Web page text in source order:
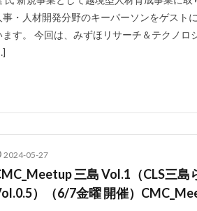
事・人材開発分野のキーパーソンをゲスト
ます。 今回は、みずほリサーチ＆テクノロ
2024-05-27
三島 Vol.1（CLS三島
）（6/7金曜 開催）